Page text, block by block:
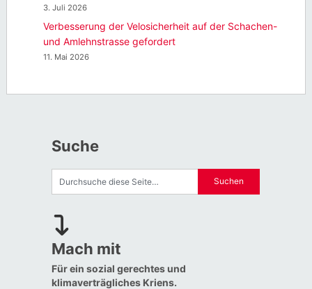
3. Juli 2026
Verbesserung der Velosicherheit auf der Schachen-
und Amlehnstrasse gefordert
11. Mai 2026
Suche
Mach mit
Für ein sozial gerechtes und
klimaverträgliches Kriens.